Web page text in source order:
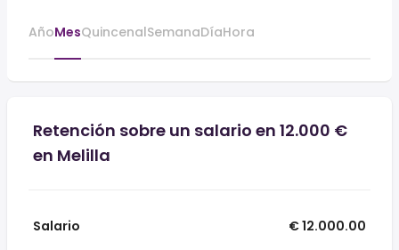
AñoMesQuincenalSemanaDíaHora
Retención sobre un salario en 12.000 €
en Melilla
Salario
€ 12.000.00